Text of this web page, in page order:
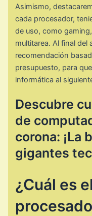
Asimismo,
cada procesador,
de uso, como
multitarea. Al final del
recomendación
presupuesto, para
informática al
Descubre
de
corona: ¡La
gigantes
¿Cuál es